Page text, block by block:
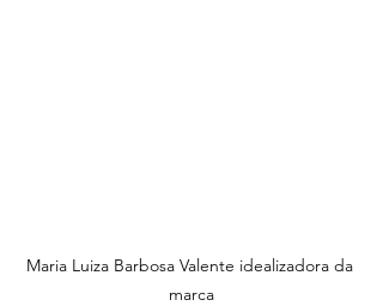
Maria Luiza Barbosa Valente idealizadora da
marca